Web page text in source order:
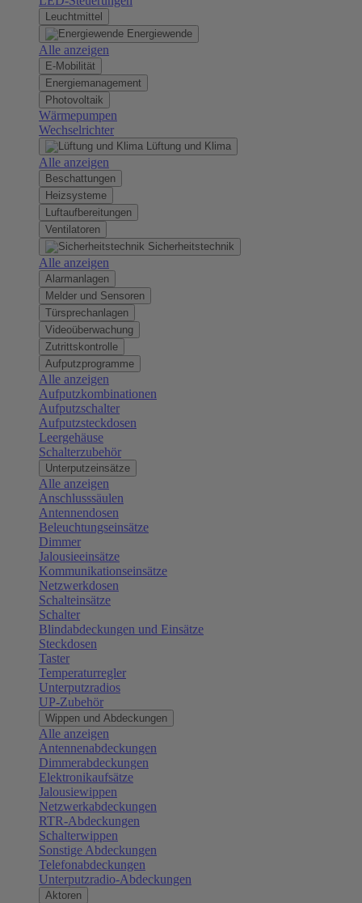
Leuchtmittel
Energiewende
Alle anzeigen
E-Mobilität
Energiemanagement
Photovoltaik
Wärmepumpen
Wechselrichter
Lüftung und Klima
Alle anzeigen
Beschattungen
Heizsysteme
Luftaufbereitungen
Ventilatoren
Sicherheitstechnik
Alle anzeigen
Alarmanlagen
Melder und Sensoren
Türsprechanlagen
Videoüberwachung
Zutrittskontrolle
Aufputzprogramme
Alle anzeigen
Aufputzkombinationen
Aufputzschalter
Aufputzsteckdosen
Leergehäuse
Schalterzubehör
Unterputzeinsätze
Alle anzeigen
Anschlusssäulen
Antennendosen
Beleuchtungseinsätze
Dimmer
Jalousieeinsätze
Kommunikationseinsätze
Netzwerkdosen
Schalteinsätze
Schalter
Blindabdeckungen und Einsätze
Steckdosen
Taster
Temperaturregler
Unterputzradios
UP-Zubehör
Wippen und Abdeckungen
Alle anzeigen
Antennenabdeckungen
Dimmerabdeckungen
Elektronikaufsätze
Jalousiewippen
Netzwerkabdeckungen
RTR-Abdeckungen
Schalterwippen
Sonstige Abdeckungen
Telefonabdeckungen
Unterputzradio-Abdeckungen
Aktoren